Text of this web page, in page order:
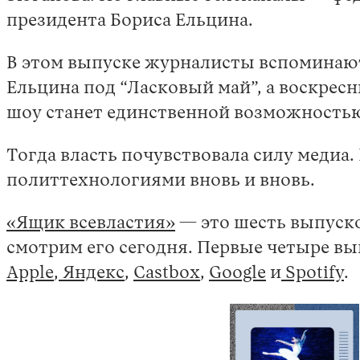
президента Бориса Ельцина.
В этом выпуске журналисты
Ельцина под “Ласковый май”, а
шоу станет единственной
Тогда власть почувствовала силу
политтехнологиями вновь и вновь.
«Ящик всевластия» — это шесть
смотрим его сегодня. Первые четыре
Apple, Яндекс, Castbox, Google и Spotify.